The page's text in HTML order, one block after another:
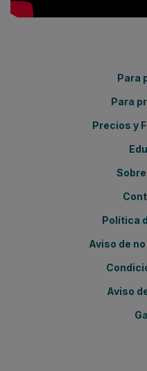
Para
Para
Precios y
Política
Aviso de
Aviso